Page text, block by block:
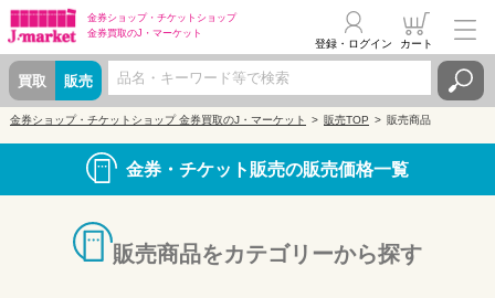
金券ショップ・ チケットショップ
金券買取のJ・マーケット
買取 販売
登録・ログイン カート
金券ショップ・チケットショップ 金券買取のJ・マーケット 販売TOP 販売商品
金券・チケット販売の販売価格一覧
販売商品をカテゴリーから探す